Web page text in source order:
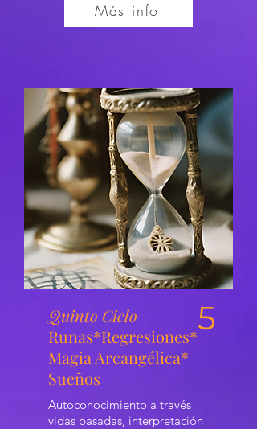
Más info
Quinto Ciclo
Runas*Regresiones*
Magia Arcangélica*
Sueños
5
Autoconocimiento a través
vidas pasadas, interpretación